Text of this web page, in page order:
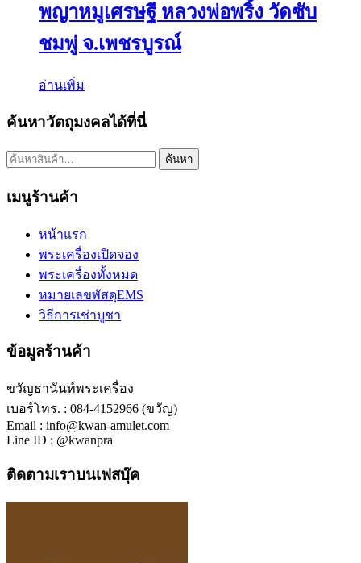
พญาหมูเศรษฐี หลวงพ่อพริ้ง วัดซับ
ชมพู่ จ.เพชรบูรณ์
อ่านเพิ่ม
ค้นหาวัตถุมงคลได้ที่นี่
ค้นหา: ค้นหา
เมนูร้านค้า
หน้าแรก
พระเครื่องเปิดจอง
พระเครื่องทั้งหมด
หมายเลขพัสดุEMS
วิธีการเช่าบูชา
ข้อมูลร้านค้า
ขวัญธานันท์พระเครื่อง
เบอร์โทร. : 084-4152966 (ขวัญ)
Email : info@kwan-amulet.com
Line ID : @kwanpra
ติดตามเราบนเฟสบุ๊ค